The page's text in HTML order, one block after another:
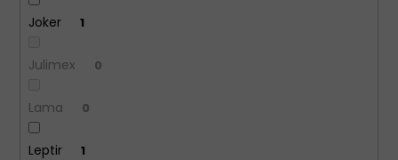
Joker 1
Julimex 0
Lama 0
Leptir 1